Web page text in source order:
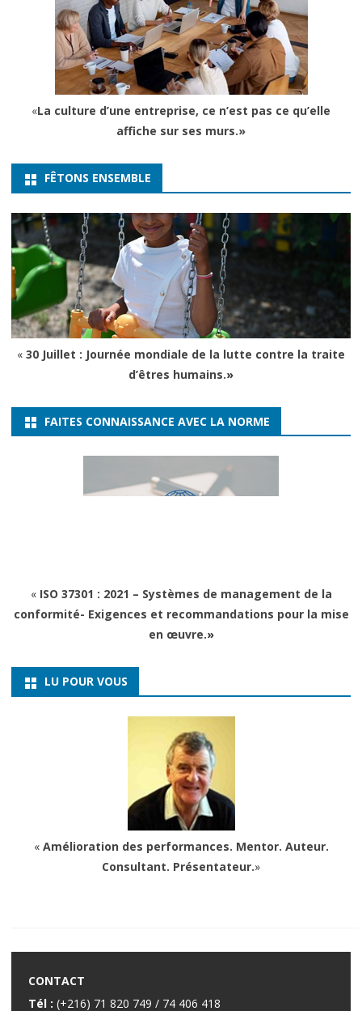
«La culture d’une entreprise, ce n’est pas ce qu’elle
affiche sur ses murs.»
FÊTONS ENSEMBLE
« 30 Juillet : Journée mondiale de la lutte contre la traite
d’êtres humains.»
FAITES CONNAISSANCE AVEC LA NORME
« ISO 37301 : 2021 – Systèmes de management de la
conformité- Exigences et recommandations pour la mise
en œuvre.»
LU POUR VOUS
« Amélioration des performances. Mentor. Auteur.
Consultant. Présentateur.»
CONTACT
Tél : (+216) 71 820 749 / 74 406 418